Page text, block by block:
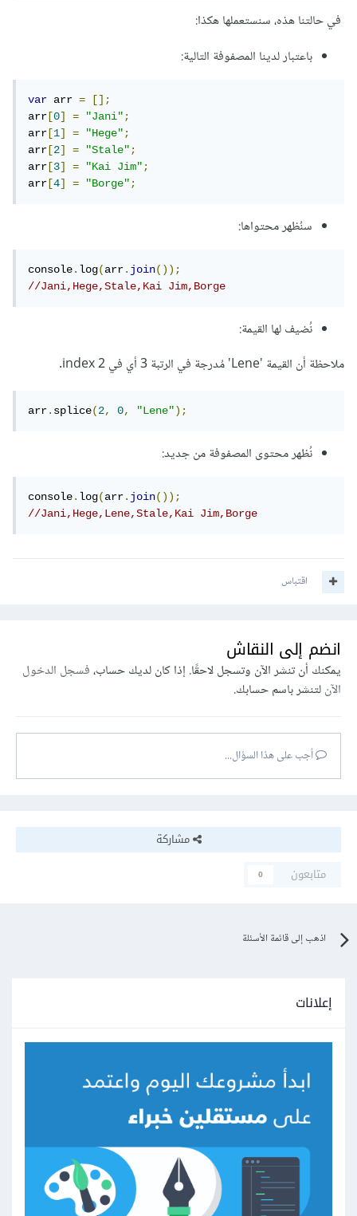
في حالتنا هذه، سنستعملها هكذا:
باعتبار لدينا المصفوفة التالية:
var arr =
[];
arr [0] = "Jani";
arr [1] = "Hege";
arr [2] = "Stale";
arr [3] = "Kai Jim";
arr [4] = "Borge";
سنُظهر محتواها:
console.log(arr.join());
//Jani,Hege,Stale,Kai Jim,Borge
نُضيف لها القيمة:
ملاحظة أن القيمة 'Lene' مُدرجة في الرتبة 3 أي في index 2.
arr.splice(2, 0, "Lene");
نُظهر محتوى المصفوفة من جديد:
console.log(arr.join());
//Jani,Hege,Lene,Stale,Kai Jim,Borge
اقتباس
انضم إلى النقاش
يمكنك أن تنشر الآن وتسجل لاحقًا. إذا كان لديك حساب،فسجل الدخول
الآنلتنشر باسم حسابك.
أجب على هذا السؤال...
مشاركة
متابعون
0
اذهب إلى قائمة الأسئلة
إعلانات